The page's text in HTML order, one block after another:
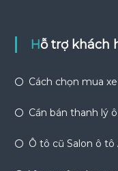
Hỗ trợ khách
Cách chọn mua
Cần bán thanh lý
Ô tô cũ Salon ô tô